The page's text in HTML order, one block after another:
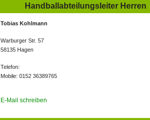
Handballabteilungsleiter Herren
Tobias Kohlmann
Warburger Str. 57
58135 Hagen
Telefon:
Mobile: 0152 36389765
E-Mail schreiben